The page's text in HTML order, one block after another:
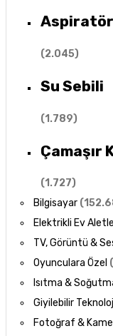
Aspiratör
(2.045)
Su Sebili
(1.789)
Çamaşır
(1.727)
Bilgisayar (
Elektrikli Ev
TV, Görüntü &
Oyunculara Özel (
Isıtma &
Giyilebilir
Fotoğraf &